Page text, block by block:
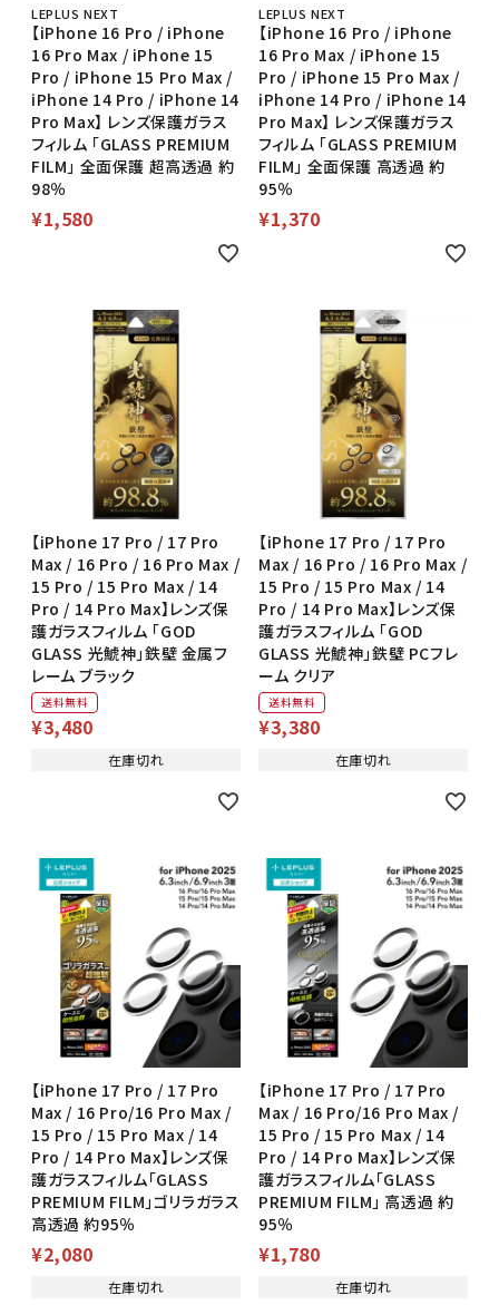
LEPLUS NEXT
【iPhone 16 Pro / iPhone
16 Pro Max / iPhone 15
Pro / iPhone 15 Pro Max /
iPhone 14 Pro / iPhone 14
Pro Max】 レンズ保護ガラス
フィルム 「GLASS PREMIUM
FILM」 全面保護 超高透過 約
98％
¥1,580
LEPLUS NEXT
【iPhone 16 Pro / iPhone
16 Pro Max / iPhone 15
Pro / iPhone 15 Pro Max /
iPhone 14 Pro / iPhone 14
Pro Max】 レンズ保護ガラス
フィルム 「GLASS PREMIUM
FILM」 全面保護 高透過 約
95％
¥1,370
【iPhone 17 Pro / 17 Pro
Max / 16 Pro / 16 Pro Max /
15 Pro / 15 Pro Max / 14
Pro / 14 Pro Max】レンズ保
護ガラスフィルム 「GOD
GLASS 光鯱神」鉄壁 金属フ
レーム ブラック
送料無料
¥3,480
在庫切れ
【iPhone 17 Pro / 17 Pro
Max / 16 Pro / 16 Pro Max /
15 Pro / 15 Pro Max / 14
Pro / 14 Pro Max】レンズ保
護ガラスフィルム 「GOD
GLASS 光鯱神」鉄壁 PCフレ
ーム クリア
送料無料
¥3,380
在庫切れ
【iPhone 17 Pro / 17 Pro
Max / 16 Pro/16 Pro Max /
15 Pro / 15 Pro Max / 14
Pro / 14 Pro Max】レンズ保
護ガラスフィルム「GLASS
PREMIUM FILM」ゴリラガラス
高透過 約95％
¥2,080
在庫切れ
【iPhone 17 Pro / 17 Pro
Max / 16 Pro/16 Pro Max /
15 Pro / 15 Pro Max / 14
Pro / 14 Pro Max】レンズ保
護ガラスフィルム「GLASS
PREMIUM FILM」 高透過 約
95％
¥1,780
在庫切れ